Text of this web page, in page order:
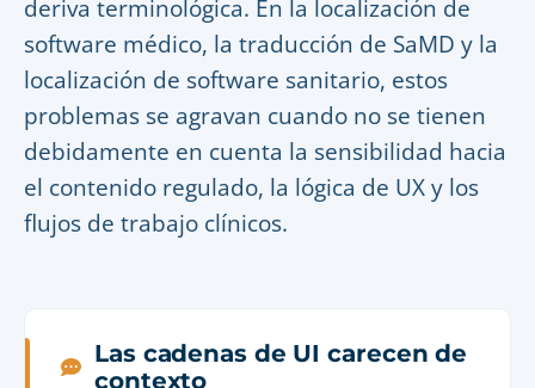
deriva terminológica. En la localización de
software médico, la traducción de SaMD y la
localización de software sanitario, estos
problemas se agravan cuando no se tienen
debidamente en cuenta la sensibilidad hacia
el contenido regulado, la lógica de UX y los
flujos de trabajo clínicos.
Las cadenas de UI carecen de
contexto